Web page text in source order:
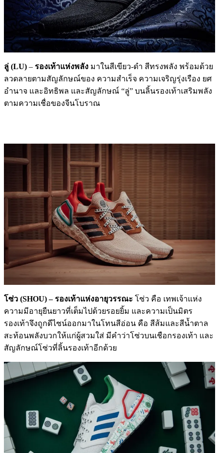
ลู่ (LU) – รองเท้าแห่งพลัง มาในสีเขียว-ดำ สีทรงพลัง พร้อมด้วย
ลวดลายตามสัญลักษณ์ของ ความสำเร็จ ความเจริญรุ่งเรือง ยศ
อำนาจ และอิทธิพล และสัญลักษณ์ “ลู่” บนลิ้นรองเท้าเสริมพลัง
ตามความเชื่อของจีนโบราณ
โซ่ว (SHOU) – รองเท้าแห่งอายุวรรณะ โซ่ว คือ เทพเจ้าแห่ง
ความมีอายุยืนยาวที่เต็มไปด้วยรอยยิ้ม และความเป็นมิตร
รองเท้าจึงถูกดีไซน์ออกมาในโทนสีอ่อน คือ สีส้มและสีน้ำตาล
สะท้อนพลังบวกให้แก่ผู้สวมใส่ มีคำว่าโซ่วบนเชือกรองเท้า และ
สัญลักษณ์โซ่วที่ลิ้นรองเท้าอีกด้วย